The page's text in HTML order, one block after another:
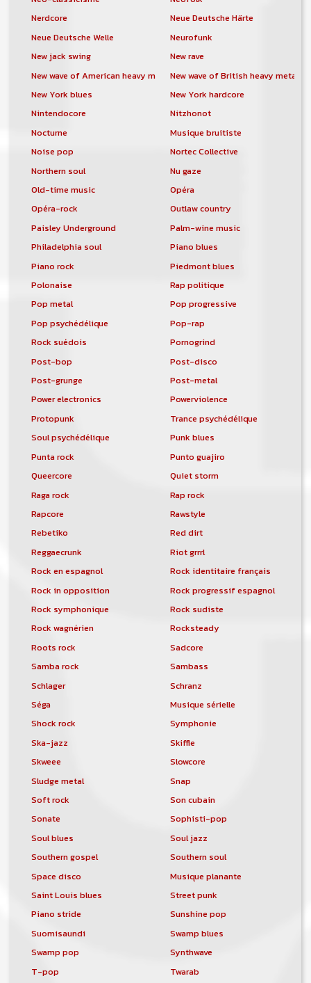
Nerdcore
Neue Deutsche Härte
Neue Deutsche Welle
Neurofunk
New jack swing
New rave
New wave of American heavy metalNew wave of British heavy metal
New York blues
New York hardcore
Nintendocore
Nitzhonot
Nocturne
Musique bruitiste
Noise pop
Nortec Collective
Northern soul
Nu gaze
Old-time music
Opéra
Opéra-rock
Outlaw country
Paisley Underground
Palm-wine music
Philadelphia soul
Piano blues
Piano rock
Piedmont blues
Polonaise
Rap politique
Pop metal
Pop progressive
Pop psychédélique
Pop-rap
Rock suédois
Pornogrind
Post-bop
Post-disco
Post-grunge
Post-metal
Power electronics
Powerviolence
Protopunk
Trance psychédélique
Soul psychédélique
Punk blues
Punta rock
Punto guajiro
Queercore
Quiet storm
Raga rock
Rap rock
Rapcore
Rawstyle
Rebetiko
Red dirt
Reggaecrunk
Riot grrrl
Rock en espagnol
Rock identitaire français
Rock in opposition
Rock progressif espagnol
Rock symphonique
Rock sudiste
Rock wagnérien
Rocksteady
Roots rock
Sadcore
Samba rock
Sambass
Schlager
Schranz
Séga
Musique sérielle
Shock rock
Symphonie
Ska-jazz
Skiffle
Skweee
Slowcore
Sludge metal
Snap
Soft rock
Son cubain
Sonate
Sophisti-pop
Soul blues
Soul jazz
Southern gospel
Southern soul
Space disco
Musique planante
Saint Louis blues
Street punk
Piano stride
Sunshine pop
Suomisaundi
Swamp blues
Swamp pop
Synthwave
T-pop
Twarab